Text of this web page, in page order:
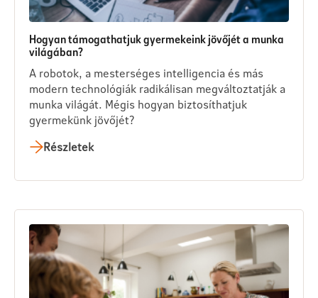
Hogyan támogathatjuk gyermekeink jövőjét a munka
világában?
A robotok, a mesterséges intelligencia és más
modern technológiák radikálisan megváltoztatják a
munka világát. Mégis hogyan biztosíthatjuk
gyermekünk jövőjét?
Részletek